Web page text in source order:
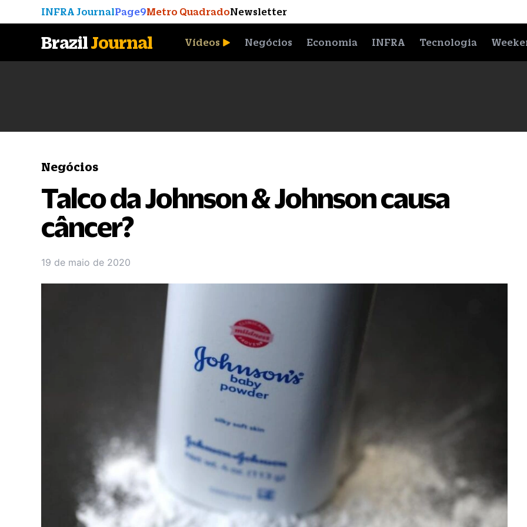
INFRA JournalPage9Metro QuadradoNewsletter
BrazilJournal Vídeos Negócios Economia INFRA Tecnologia
Negócios
Talco da Johnson & Johnson causa
câncer?
19 de maio de 2020